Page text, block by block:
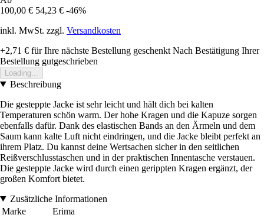
100,00 € 54,23 € -46%
inkl. MwSt. zzgl. Versandkosten
+2,71 € für Ihre nächste Bestellung geschenkt Nach Bestätigung Ihrer
Bestellung gutgeschrieben
Loading...
Beschreibung
Die gesteppte Jacke ist sehr leicht und hält dich bei kalten
Temperaturen schön warm. Der hohe Kragen und die Kapuze sorgen
ebenfalls dafür. Dank des elastischen Bands an den Ärmeln und dem
Saum kann kalte Luft nicht eindringen, und die Jacke bleibt perfekt an
ihrem Platz. Du kannst deine Wertsachen sicher in den seitlichen
Reißverschlusstaschen und in der praktischen Innentasche verstauen.
Die gesteppte Jacke wird durch einen gerippten Kragen ergänzt, der
großen Komfort bietet.
Zusätzliche Informationen
Marke
Erima